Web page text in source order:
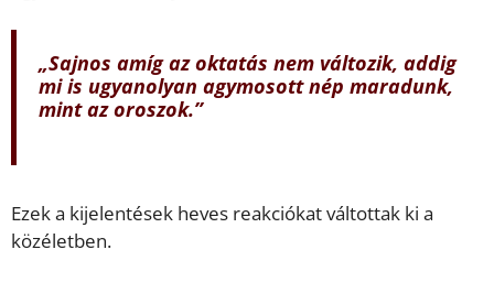
„Sajnos amíg az oktatás nem változik, addig
mi is ugyanolyan agymosott nép maradunk,
mint az oroszok.”
Ezek a kijelentések heves reakciókat váltottak ki a
közéletben.